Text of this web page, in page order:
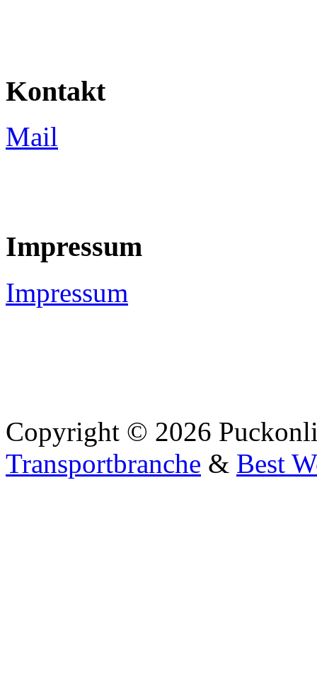
Kontakt
Mail
Impressum
Impressum
Copyright © 2026
Transportbranche & Best